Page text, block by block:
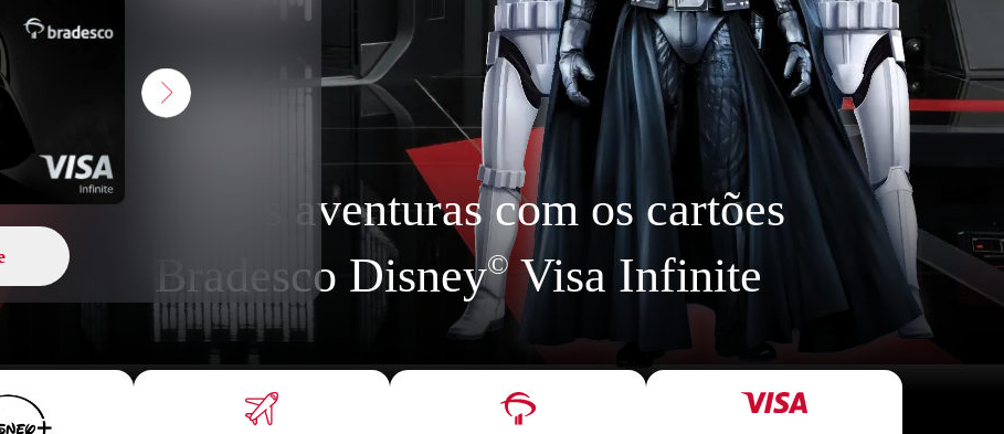
Quero este Quero este
Várias aventuras com os cartões
Bradesco Disney©Visa Infinite